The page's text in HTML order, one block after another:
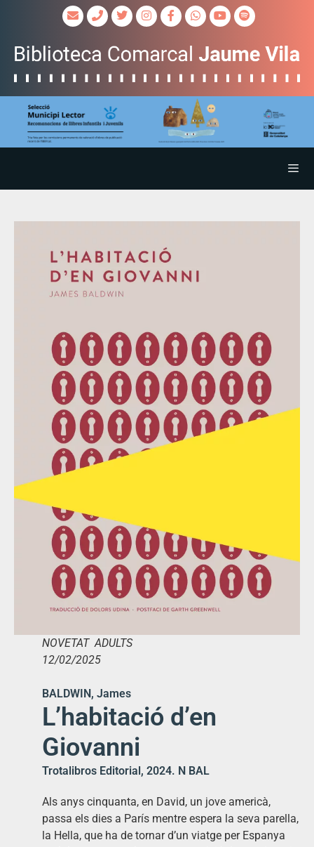
NOVETAT ADULTS
12/02/2025
BALDWIN, James
L’habitació d’en
Giovanni
Trotalibros Editorial, 2024. N BAL
Als anys cinquanta, en David, un jove americà,
passa els dies a París mentre espera la seva parella,
la Hella, que ha de tornar d’un viatge per Espanya